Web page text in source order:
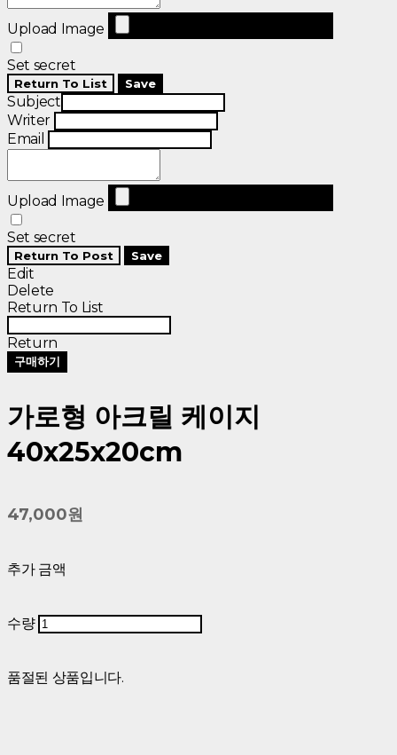
Upload Image
Set secret
Return To List Save
Subject
Writer
Email
Upload Image
Set secret
Return To Post Save
Edit
Delete
Return To List
Return
구매하기
가로형 아크릴 케이지
40x25x20cm
47,000원
추가 금액
수량
품절된 상품입니다.